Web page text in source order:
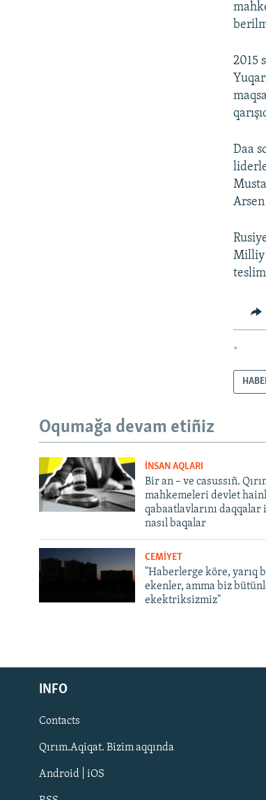
Русский
Українською
QOŞULIÑIZ!
2015
Daa
Milliy
*
Oqumağa devam etiñiz
İNSAN AQLARI
Bir an – ve casussıñ.
mahkemeleri devlet
qabaatlavlarını daqqalar
nasıl baqalar
CEMİYET
"Haberlerge köre, yarıq
ekenler, amma biz
ekektriksizmiz"
INFO
Contacts
Qırım.Aqiqat. Bizim aqqında
Android | iOS